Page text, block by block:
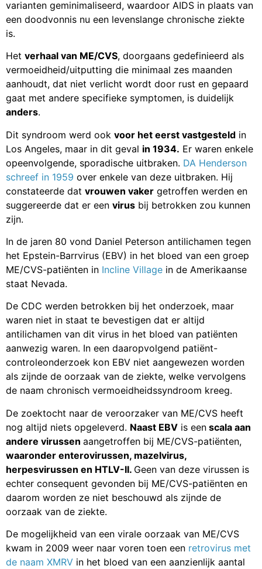
varianten geminimaliseerd, waardoor AIDS in plaats van
een doodvonnis nu een levenslange chronische ziekte
is.
Het verhaal van ME/CVS, doorgaans gedefinieerd als
vermoeidheid/uitputting die minimaal zes maanden
aanhoudt, dat niet verlicht wordt door rust en gepaard
gaat met andere specifieke symptomen, is duidelijk
anders.
Dit syndroom werd ook voor het eerst vastgesteld in
Los Angeles, maar in dit geval in 1934. Er waren enkele
opeenvolgende, sporadische uitbraken. DA Henderson
schreef in 1959 over enkele van deze uitbraken. Hij
constateerde dat vrouwen vaker getroffen werden en
suggereerde dat er een virus bij betrokken zou kunnen
zijn.
In de jaren 80 vond Daniel Peterson antilichamen tegen
het Epstein-Barrvirus (EBV) in het bloed van een groep
ME/CVS-patiënten in Incline Village in de Amerikaanse
staat Nevada.
De CDC werden betrokken bij het onderzoek, maar
waren niet in staat te bevestigen dat er altijd
antilichamen van dit virus in het bloed van patiënten
aanwezig waren. In een daaropvolgend patiënt-
controleonderzoek kon EBV niet aangewezen worden
als zijnde de oorzaak van de ziekte, welke vervolgens
de naam chronisch vermoeidheidssyndroom kreeg.
De zoektocht naar de veroorzaker van ME/CVS heeft
nog altijd niets opgeleverd. Naast EBV is een scala aan
andere virussen aangetroffen bij ME/CVS-patiënten,
waaronder enterovirussen, mazelvirus,
herpesvirussen en HTLV-II. Geen van deze virussen is
echter consequent gevonden bij ME/CVS-patiënten en
daarom worden ze niet beschouwd als zijnde de
oorzaak van de ziekte.
De mogelijkheid van een virale oorzaak van ME/CVS
kwam in 2009 weer naar voren toen een retrovirus met
de naam XMRV in het bloed van een aanzienlijk aantal